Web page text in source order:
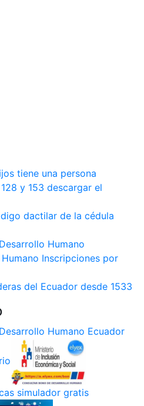
tiene una persona
y 153 descargar el
dactilar de la cédula
Humano
Inscripciones por
del Ecuador desde 1533
Humano Ecuador
simulador gratis